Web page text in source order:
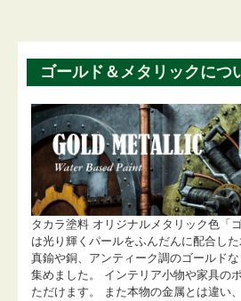
ゴールド＆メタリックにつ
タカラ塗料 オリジナルメタリック色「
は光り輝くパールをふんだんに配合した
真鍮や銅、アンティーク調のゴールド
集めました。 インテリア小物や家具の
ただけます。 また本物の金属とは違い